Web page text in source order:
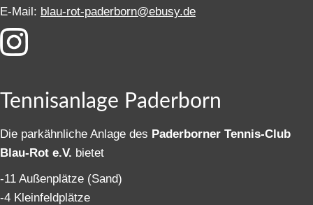
E-Mail: blau-rot-paderborn@ebusy.de
Tennisanlage Paderborn
Die parkähnliche Anlage des Paderborner Tennis-Club
Blau-Rot e.V. bietet
-11 Außenplätze (Sand)
-4 Kleinfeldplätze